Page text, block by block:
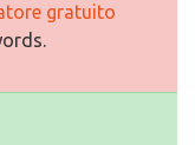
gratuito